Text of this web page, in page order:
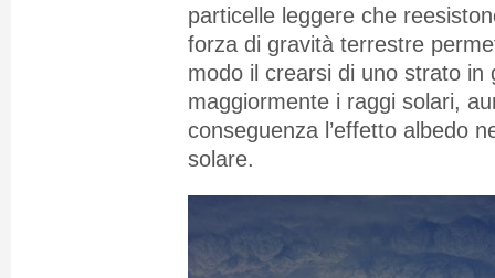
particelle leggere che
forza di gravità terrestre
modo il crearsi di uno strato in
maggiormente i raggi solari,
conseguenza l’effetto albedo
solare.